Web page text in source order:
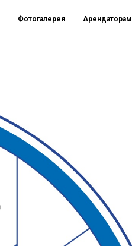
Фотогалерея Арендаторам